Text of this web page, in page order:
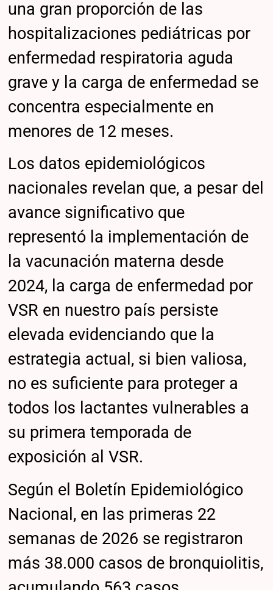
una gran proporción de las
hospitalizaciones pediátricas por
enfermedad respiratoria aguda
grave y la carga de enfermedad se
concentra especialmente en
menores de 12 meses.
Los datos epidemiológicos
nacionales revelan que, a pesar del
avance significativo que
representó la implementación de
la vacunación materna desde
2024, la carga de enfermedad por
VSR en nuestro país persiste
elevada evidenciando que la
estrategia actual, si bien valiosa,
no es suficiente para proteger a
todos los lactantes vulnerables a
su primera temporada de
exposición al VSR.
Según el Boletín Epidemiológico
Nacional, en las primeras 22
semanas de 2026 se registraron
más 38.000 casos de bronquiolitis,